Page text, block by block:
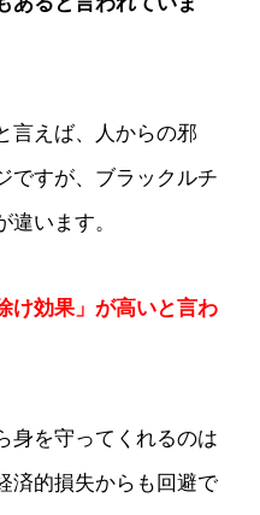
言えば、人からの邪
ですが、ブラックルチ
います。
け効果」が高いと言わ
身を守ってくれるのは
済的損失からも回避で